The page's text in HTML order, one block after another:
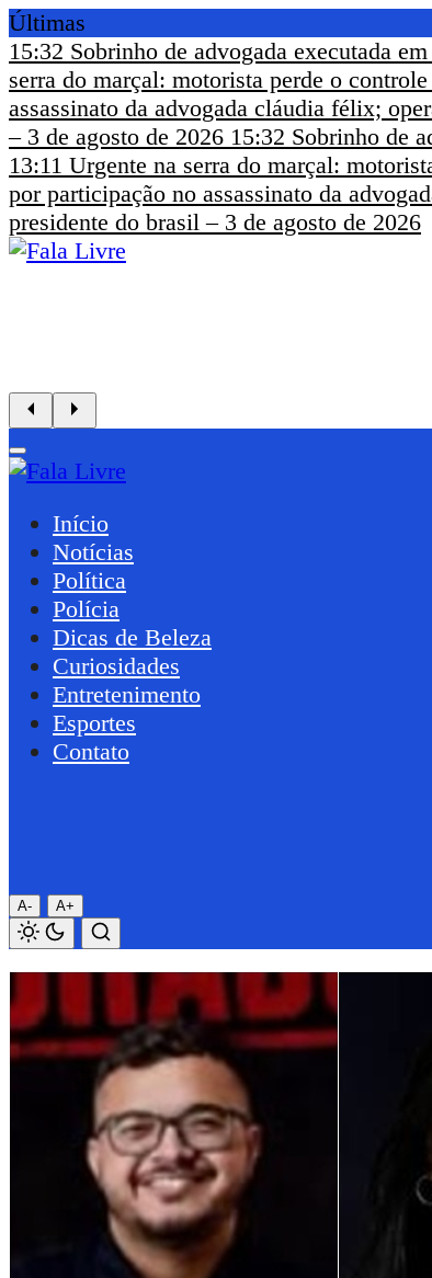
Últimas
15:32 Sobrinho de advogada executada
serra do marçal: motorista perde o
assassinato da advogada cláudia félix;
– 3 de agosto de 2026 15:32 Sobrinho de
13:11 Urgente na serra do marçal:
por participação no assassinato da
presidente do brasil – 3 de agosto de 2026
Início
Notícias
Política
Polícia
Dicas de Beleza
Curiosidades
Entretenimento
Esportes
Contato
A- A+